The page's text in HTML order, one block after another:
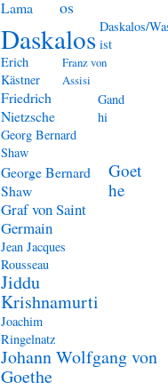
Lama
os
Daskalos Daskalos/
ist
Erich
Kästner
Franz von
Assisi
Friedrich
Nietzsche
Gand
hi
Georg Bernard
Shaw
George Bernard
Shaw
Goet
he
Graf von Saint
Germain
Jean Jacques
Rousseau
Jiddu
Krishnamurti
Joachim
Ringelnatz
Johann Wolfgang von
Goethe